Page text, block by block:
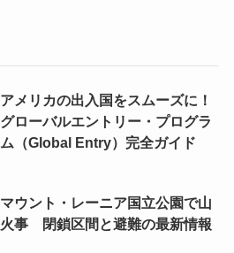
アメリカの出入国をスムーズに！
グローバルエントリー・プログラ
ム（Global Entry）完全ガイド
マウント・レーニア国立公園で山
火事 閉鎖区間と避難の最新情報